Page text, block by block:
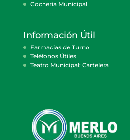
Cocheria Municipal
Información Útil
Farmacias de Turno
Teléfonos Útiles
Teatro Municipal: Cartelera